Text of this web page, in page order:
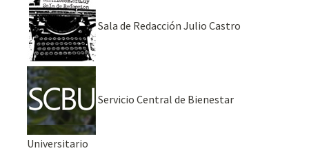
Sala de Redacción Julio Castro
Servicio Central de Bienestar
Universitario